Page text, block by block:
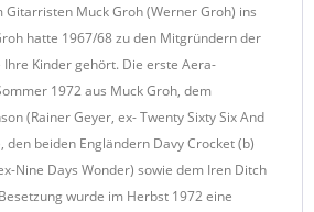
Gitarristen Muck Groh (Werner Groh) ins
hatte 1967/68 zu den Mitgründern der
Kinder gehört. Die erste Aera-
1972 aus Muck Groh, dem
(Rainer Geyer, ex- Twenty Sixty Six And
den beiden Engländern Davy Crocket (b)
Nine Days Wonder) sowie dem Iren Ditch
wurde im Herbst 1972 eine